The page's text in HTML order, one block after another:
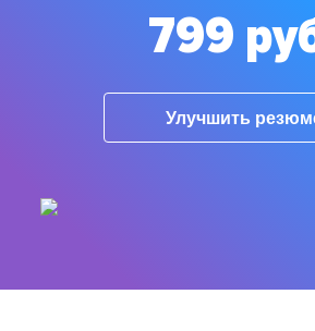
799
Улучшить